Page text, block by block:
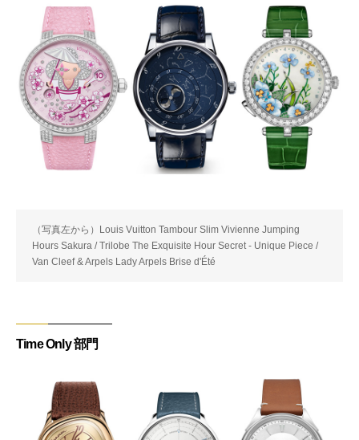
（写真左から）Louis Vuitton Tambour Slim Vivienne Jumping
Hours Sakura / Trilobe The Exquisite Hour Secret - Unique Piece /
Van Cleef & Arpels Lady Arpels Brise d'Été
Time Only 部門